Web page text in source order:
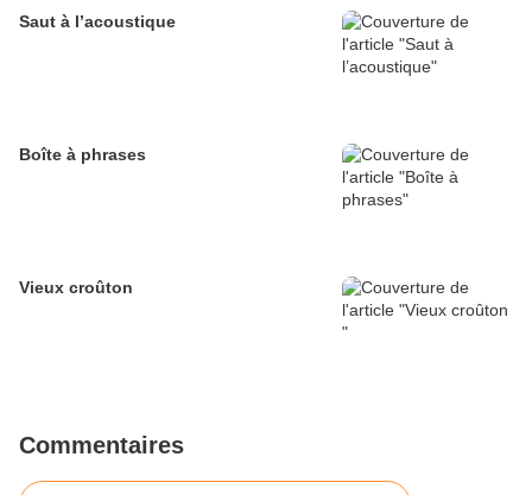
Saut à l’acoustique
Boîte à phrases
Vieux croûton
Commentaires